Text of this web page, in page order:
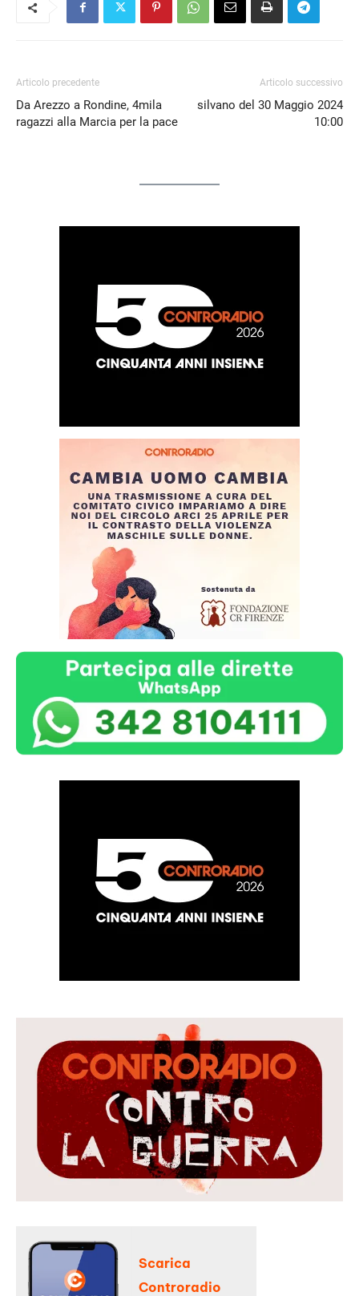
Articolo precedente
Da Arezzo a Rondine, 4mila
ragazzi alla Marcia per la pace
Articolo successivo
silvano del 30 Maggio 2024
10:00
Scarica
Controradio